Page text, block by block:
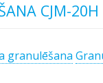
CJM-20H
granulēšana